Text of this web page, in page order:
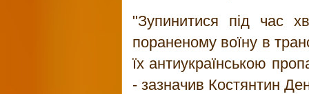
"Зупинитися під час
пораненому воїну в
їх антиукраїнською
- зазначив Костянтин